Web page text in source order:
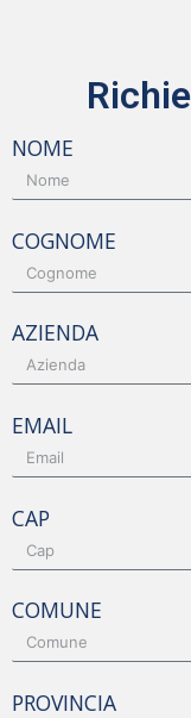
NOME
COGNOME
AZIENDA
EMAIL
CAP
COMUNE
PROVINCIA